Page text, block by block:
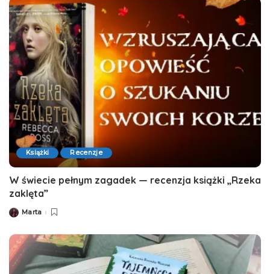
Książki Recenzje
W świecie pełnym zagadek — recenzja książki „Rzeka
zaklęta”
Posted
Marta